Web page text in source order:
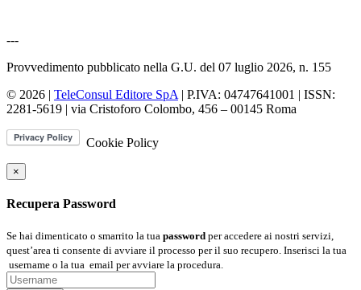
---
Provvedimento pubblicato nella G.U. del 07 luglio 2026, n. 155
© 2026 | TeleConsul Editore SpA | P.IVA: 04747641001 | ISSN:
2281-5619 | via Cristoforo Colombo, 456 – 00145 Roma
Cookie Policy
×
Recupera Password
Se hai dimenticato o smarrito la tua password per accedere ai nostri servizi,
quest’area ti consente di avviare il processo per il suo recupero. Inserisci la tua
username o la tua email per avviare la procedura.